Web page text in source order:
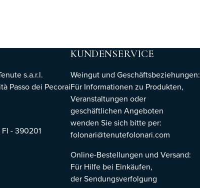
s.a.r.l.
Passo dei Pecorai
FI - 390201
KUNDENSERVICE
Weingut und Geschäftsbeziehungen:
Für Informationen zu Produkten,
Veranstaltungen oder
geschäftlichen Angeboten
wenden Sie sich bitte per:
folonari@tenutefolonari.com
Online-Bestellungen und Versand:
Für Hilfe bei Einkäufen,
der Sendungsverfolgung